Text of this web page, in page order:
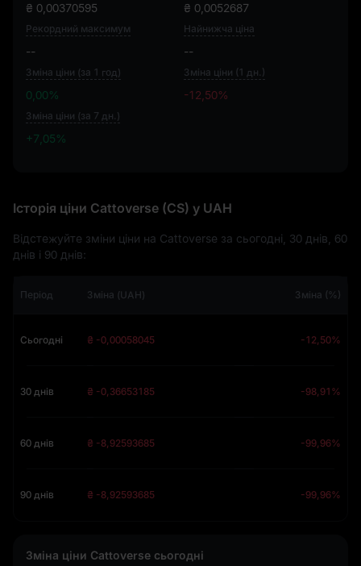
₴ 0,00370595 ₴ 0,0052687
Рекордний максимум
--
Найнижча ціна
--
Зміна ціни (за 1 год)
0,00%
Зміна ціни (1 дн.)
-12,50%
Зміна ціни (за 7 дн.)
+7,05%
Історія ціни Cattoverse (CS) у UAH
Відстежуйте зміни ціни на Cattoverse за сьогодні, 30 днів, 60
днів і 90 днів:
Період Зміна (UAH) Зміна (%)
Сьогодні ₴ -0,00058045 -12,50%
30 днів ₴ -0,36653185 -98,91%
60 днів ₴ -8,92593685 -99,96%
90 днів ₴ -8,92593685 -99,96%
Зміна ціни Cattoverse сьогодні